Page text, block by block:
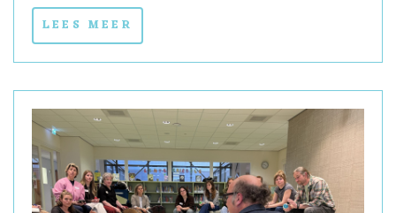
LEES MEER